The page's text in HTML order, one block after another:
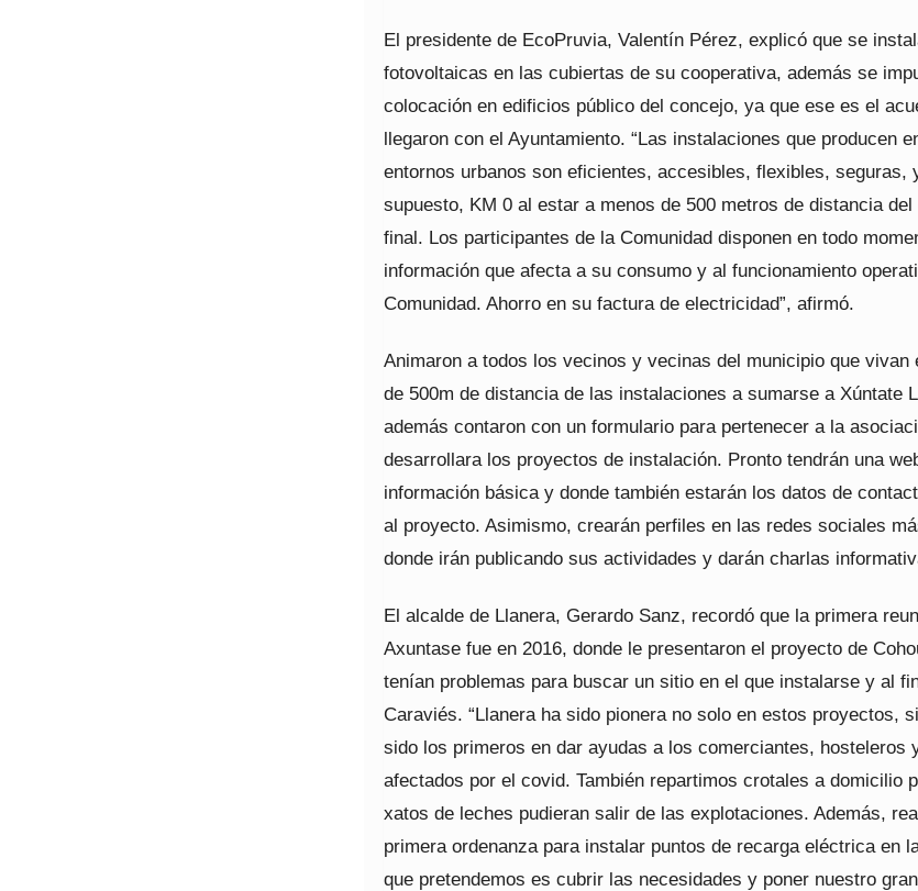
El presidente de EcoPruvia, Valentín Pérez, explicó que se
fotovoltaicas en las cubiertas de su cooperativa, además se
colocación en edificios público del concejo, ya que ese es el
llegaron con el Ayuntamiento. “Las instalaciones que producen
entornos urbanos son eficientes, accesibles, flexibles, seguras,
supuesto, KM 0 al estar a menos de 500 metros de distancia
final. Los participantes de la Comunidad disponen en todo
información que afecta a su consumo y al funcionamiento
Comunidad. Ahorro en su factura de electricidad”, afirmó.
Animaron a todos los vecinos y vecinas del municipio que vivan
de 500m de distancia de las instalaciones a sumarse a Xúntate
además contaron con un formulario para pertenecer a la
desarrollara los proyectos de instalación. Pronto tendrán una
información básica y donde también estarán los datos de
al proyecto. Asimismo, crearán perfiles en las redes sociales
donde irán publicando sus actividades y darán charlas
El alcalde de Llanera, Gerardo Sanz, recordó que la primera
Axuntase fue en 2016, donde le presentaron el proyecto de
tenían problemas para buscar un sitio en el que instalarse y al
Caraviés. “Llanera ha sido pionera no solo en estos proyectos,
sido los primeros en dar ayudas a los comerciantes, hosteleros
afectados por el covid. También repartimos crotales a domicilio
xatos de leches pudieran salir de las explotaciones. Además,
primera ordenanza para instalar puntos de recarga eléctrica en
que pretendemos es cubrir las necesidades y poner nuestro